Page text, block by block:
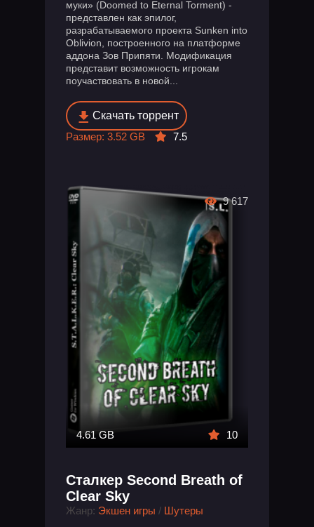
муки» (Doomed to Eternal Torment) -
представлен как эпилог,
разрабатываемого проекта Sunken into
Oblivion, построенного на платформе
аддона Зов Припяти. Модификация
представит возможность игрокам
поучаствовать в новой...
Скачать торрент
Размер: 3.52 GB
7.5
4.61 GB 10
Сталкер Second Breath of
Clear Sky
Жанр: Экшен игры / Шутеры
9 617